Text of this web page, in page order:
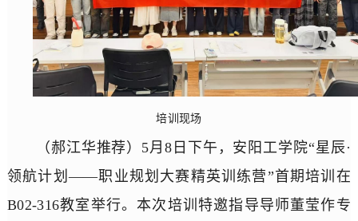
培训现场
（郝江华推荐）5月8日下午，安阳工学院“星辰·
领航计划——职业规划大赛精英训练营”首期培训在
B02-316教室举行。本次培训特邀指导导师董莹作专